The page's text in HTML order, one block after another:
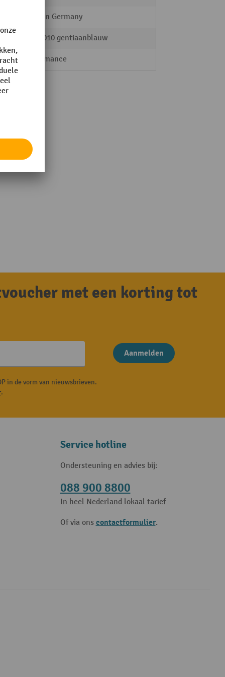
Made in Germany
RAL 5010 gentiaanblauw
Performance
met een korting tot
Aanmelden
in de vorm van nieuwsbrieven.
.
Service hotline
Ondersteuning en advies bij:
088 900 8800
In heel Nederland lokaal tarief
Of via ons contactformulier.